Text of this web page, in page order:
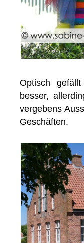
Optisch
besser,
vergebens
Geschäften.